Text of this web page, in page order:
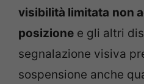
visibilità limitata non
posizione e gli altri
segnalazione visiva
sospensione anche